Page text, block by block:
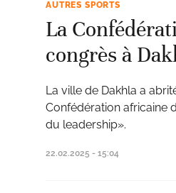
AUTRES SPORTS
La
congrès à
La ville de Dakhla a
Confédération africaine
du leadership».
22.02.2025 - 15:04